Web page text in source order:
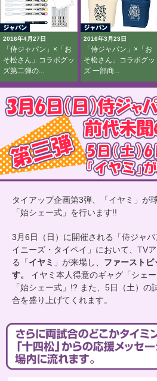
2016年4月27日
「侍ジャパン」×「お
そ松さん」コラボグッ
ズ第二弾の...
2016年3月23日
「侍ジャパン」×「お
そ松さん」コラボグッ
ズ 一部商...
タイアップ企画第3弾、「イヤミ」が
「始シェー式」を行います!!
3月6日（日）に開催される「侍ジャ
イニーズ・タイペイ」において、TV
る「イヤミ 」が来場し、 ファーストピ
す。
イヤミ本人得意のギャグ「シェ
「始シェー式」!? また、5日（土）
合を盛り上げてくれます。